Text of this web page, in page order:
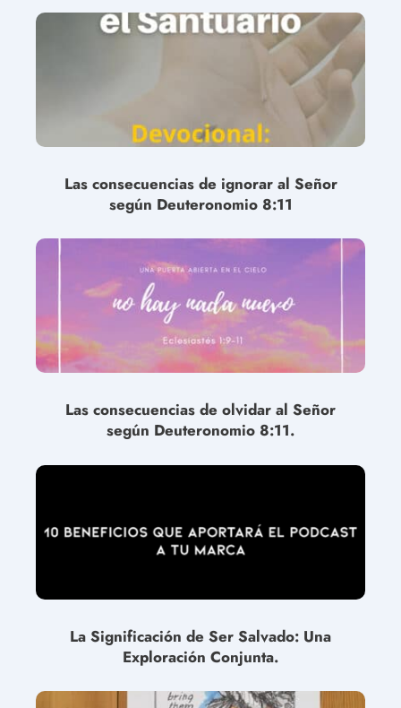
Las consecuencias de ignorar al Señor
según Deuteronomio 8:11
Las consecuencias de olvidar al Señor
según Deuteronomio 8:11.
La Significación de Ser Salvado: Una
Exploración Conjunta.